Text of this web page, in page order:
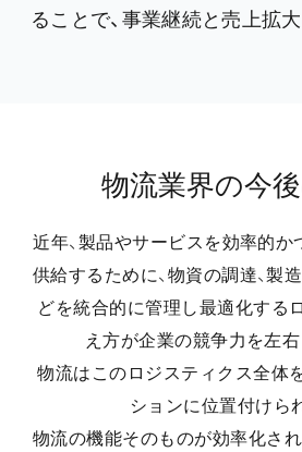
ることで、事業継続と売上拡大
物流業界の今
近年、製品やサービスを効率的か
供給するために、物資の調達、製造
どを統合的に管理し最適化する
え方が企業の競争力を左右
物流はこのロジスティクス全体
ションに位置付けら
物流の機能そのものが効率化され